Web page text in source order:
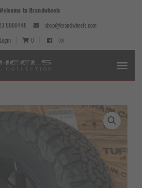
to Brandwheels
8000448
shop@brandwheels.com
Login
0